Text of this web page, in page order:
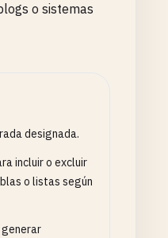
o sistemas
designada.
incluir o excluir
o listas según
generar